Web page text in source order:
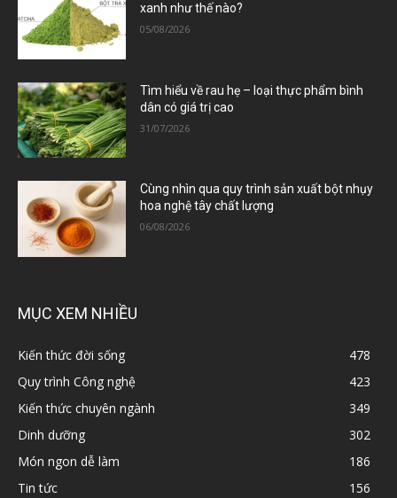
xanh như thế nào?
05/08/2026
Tìm hiểu về rau hẹ – loại thực phẩm bình
dân có giá trị cao
31/07/2026
Cùng nhìn qua quy trình sản xuất bột nhụy
hoa nghệ tây chất lượng
06/08/2026
MỤC XEM NHIỀU
Kiến thức đời sống
478
Quy trình Công nghệ
423
Kiến thức chuyên ngành
349
Dinh dưỡng
302
Món ngon dễ làm
186
Tin tức
156